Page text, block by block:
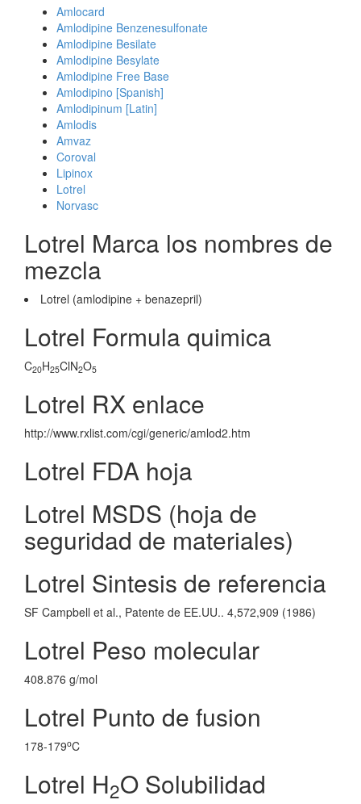
Amlocard
Amlodipine Benzenesulfonate
Amlodipine Besilate
Amlodipine Besylate
Amlodipine Free Base
Amlodipino [Spanish]
Amlodipinum [Latin]
Amlodis
Amvaz
Coroval
Lipinox
Lotrel
Norvasc
Lotrel Marca los nombres de
mezcla
Lotrel (amlodipine + benazepril)
Lotrel Formula quimica
C20H25ClN2O5
Lotrel RX enlace
http://www.rxlist.com/cgi/generic/amlod2.htm
Lotrel FDA hoja
Lotrel MSDS (hoja de
seguridad de materiales)
Lotrel Sintesis de referencia
SF Campbell et al., Patente de EE.UU.. 4,572,909 (1986)
Lotrel Peso molecular
408.876 g/mol
Lotrel Punto de fusion
178-179oC
Lotrel H2O Solubilidad